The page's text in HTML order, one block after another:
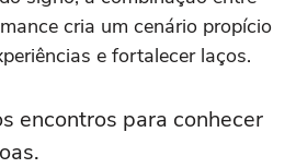
cria um cenário propício
e fortalecer laços.
encontros para conhecer